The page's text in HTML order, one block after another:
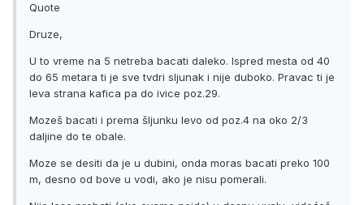
Quote
Druze,
U to vreme na 5 netreba bacati daleko. Ispred mesta od 40
do 65 metara ti je sve tvdri sljunak i nije duboko. Pravac ti je
leva strana kafica pa do ivice poz.29.
Mozeš bacati i prema šljunku levo od poz.4 na oko 2/3
daljine do te obale.
Moze se desiti da je u dubini, onda moras bacati preko 100
m, desno od bove u vodi, ako je nisu pomerali.